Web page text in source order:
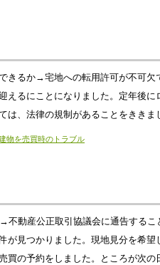
きるか→宅地への転用許可が不可
えるにことになりました。定年後
は、法律の規制があることをきき
物を売買時のトラブル
動産公正取引協議会に通告する
が見つかりました。現地見分を希
買の予約をしました。ところが次